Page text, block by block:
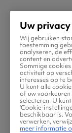
je
Uw
Wij gebruiken
toestemming
analyseren, de
content en
Sommige
activiteit op
interesses op te
U kunt alle
of uw
selecteren. U
‘Cookie-
beschikbaar is.
verwerken,
meer informatie